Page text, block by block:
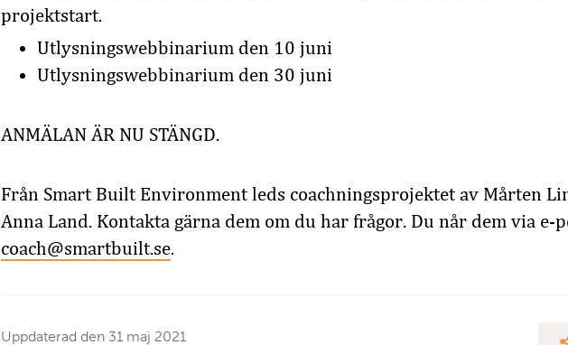
projektstart.
Utlysningswebbinarium den 10 juni
Utlysningswebbinarium den 30 juni
ANMÄLAN ÄR NU STÄNGD.
Från Smart Built Environment leds coachningsprojektet av Mårten
Anna Land. Kontakta gärna dem om du har frågor. Du når dem via e-
coach@smartbuilt.se.
Uppdaterad den 31 maj 2021